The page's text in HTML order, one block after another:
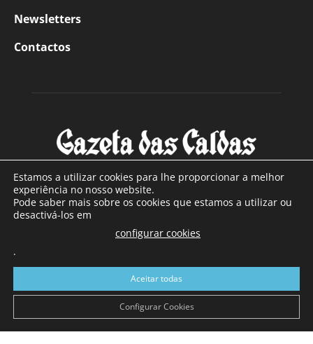
Newsletters
Contactos
SOBRE NÓS
Com sede nas Caldas da Rainha e mais de 90 anos de
a sul de distrito de Leiria, com mais de 40.000 leitores por
toda a região Oeste. Jornal com distribuição em Portugal
Continental e assinatura online.
Estamos a utilizar cookies para lhe proporcionar a melhor
experiência no nosso website.
Pode saber mais sobre os cookies que estamos a utilizar ou
desactivá-los em
configurar cookies
.
Aceitar todas
Configurar Cookies